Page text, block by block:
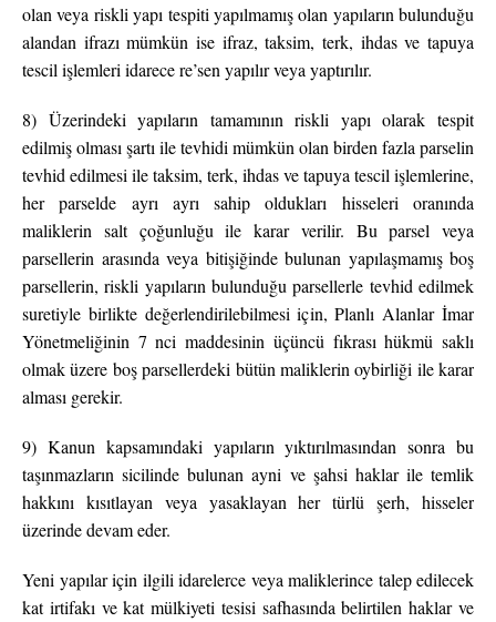
olan veya riskli yapı tespiti yapılmamış olan yapıların bulunduğu
alandan ifrazı mümkün ise ifraz, taksim, terk, ihdas ve tapuya
tescil işlemleri idarece re’sen yapılır veya yaptırılır.
8) Üzerindeki yapıların tamamının riskli yapı olarak tespit
edilmiş olması şartı ile tevhidi mümkün olan birden fazla parselin
tevhid edilmesi ile taksim, terk, ihdas ve tapuya tescil işlemlerine,
her parselde ayrı ayrı sahip oldukları hisseleri oranında
maliklerin salt çoğunluğu ile karar verilir. Bu parsel veya
parsellerin arasında veya bitişiğinde bulunan yapılaşmamış boş
parsellerin, riskli yapıların bulunduğu parsellerle tevhid edilmek
suretiyle birlikte değerlendirilebilmesi için, Planlı Alanlar İmar
Yönetmeliğinin 7 nci maddesinin üçüncü fıkrası hükmü saklı
olmak üzere boş parsellerdeki bütün maliklerin oybirliği ile karar
alması gerekir.
9) Kanun kapsamındaki yapıların yıktırılmasından sonra bu
taşınmazların sicilinde bulunan ayni ve şahsi haklar ile temlik
hakkını kısıtlayan veya yasaklayan her türlü şerh, hisseler
üzerinde devam eder.
Yeni yapılar için ilgili idarelerce veya maliklerince talep edilecek
kat irtifakı ve kat mülkiyeti tesisi safhasında belirtilen haklar ve